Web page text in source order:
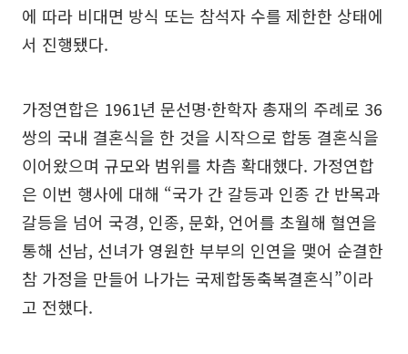
에 따라 비대면 방식 또는 참석자 수를 제한한 상태에
서 진행됐다.
가정연합은 1961년 문선명·한학자 총재의 주례로 36
쌍의 국내 결혼식을 한 것을 시작으로 합동 결혼식을
이어왔으며 규모와 범위를 차츰 확대했다. 가정연합
은 이번 행사에 대해 “국가 간 갈등과 인종 간 반목과
갈등을 넘어 국경, 인종, 문화, 언어를 초월해 혈연을
통해 선남, 선녀가 영원한 부부의 인연을 맺어 순결한
참 가정을 만들어 나가는 국제합동축복결혼식”이라
고 전했다.